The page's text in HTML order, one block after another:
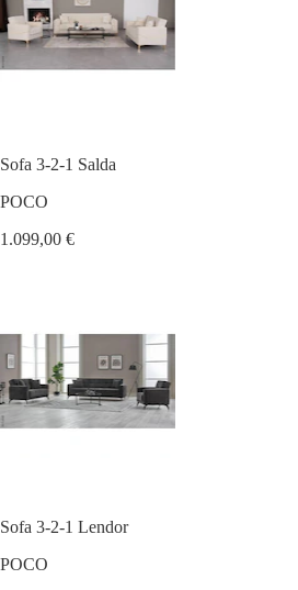
Sofa 3-2-1 Salda
POCO
1.099,00 €
Sofa 3-2-1 Lendor
POCO